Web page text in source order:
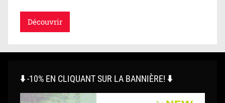
Découvrir
⬇️ -10% EN CLIQUANT SUR LA BANNIÈRE! ⬇️